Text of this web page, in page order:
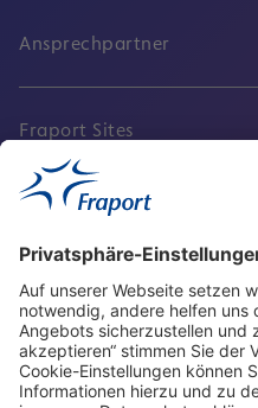
Ansprechpartner
Fraport Sites
Aktuell
Service